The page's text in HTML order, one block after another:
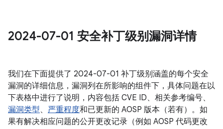
2024-07-01 安全补丁级别漏洞详情
我们在下面提供了 2024-07-01 补丁级别涵盖的每个安全
漏洞的详细信息，漏洞列在所影响的组件下，具体问题在以
下表格中进行了说明，内容包括 CVE ID、相关参考编号、
漏洞类型、 严重程度和已更新的 AOSP 版本（若有）。如
果有解决相应问题的公开更改记录（例如 AOSP 代码更改